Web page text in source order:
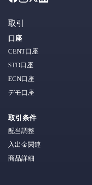
取引
口座
CENT口座
STD口座
ECN口座
デモ口座
取引条件
配当調整
入出金関連
商品詳細